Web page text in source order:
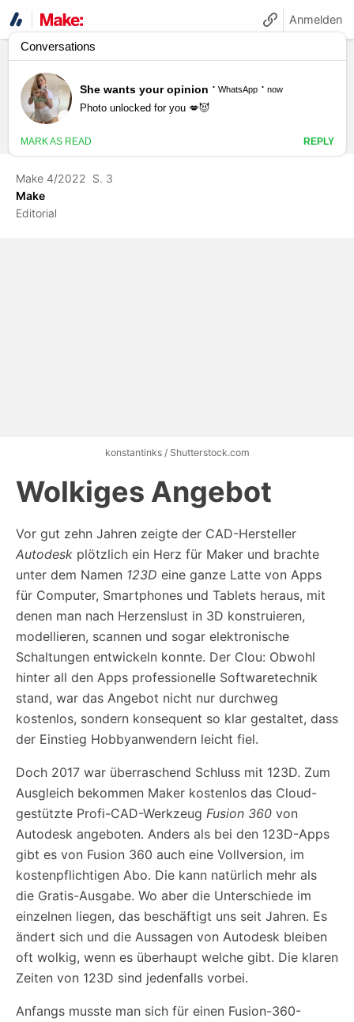
Anmelden
Make 4/2022
S. 3
Make
Editorial
konstantinks / Shutterstock.com
Wolkiges Angebot
Vor gut zehn Jahren zeigte der CAD-Hersteller
Autodesk plötzlich ein Herz für Maker und brachte
unter dem Namen 123D eine ganze Latte von Apps
für Computer, Smartphones und Tablets heraus, mit
denen man nach Herzenslust in 3D konstruieren,
modellieren, scannen und sogar elektronische
Schaltungen entwickeln konnte. Der Clou: Obwohl
hinter all den Apps professionelle Softwaretechnik
stand, war das Angebot nicht nur durchweg
kostenlos, sondern konsequent so klar gestaltet, dass
der Einstieg Hobbyanwendern leicht fiel.
Doch 2017 war überraschend Schluss mit 123D. Zum
Ausgleich bekommen Maker kostenlos das Cloud-
gestützte Profi-CAD-Werkzeug Fusion 360 von
Autodesk angeboten. Anders als bei den 123D-Apps
gibt es von Fusion 360 auch eine Vollversion, im
kostenpflichtigen Abo. Die kann natürlich mehr als
die Gratis-Ausgabe. Wo aber die Unterschiede im
einzelnen liegen, das beschäftigt uns seit Jahren. Es
ändert sich und die Aussagen von Autodesk bleiben
oft wolkig, wenn es überhaupt welche gibt. Die klaren
Zeiten von 123D sind jedenfalls vorbei.
Anfangs musste man sich für einen Fusion-360-